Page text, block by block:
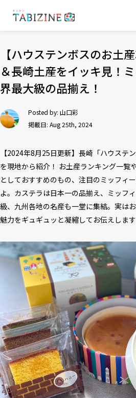
【ハウステンボスのお土
＆長崎土産をイッキ見！
界最大級の品揃え！
Posted by: 山口彩
掲載日: Aug 25th, 2024
【2024年8月25日更新】長崎「ハウステ
を現地から紹介！ お土産ランキング一覧
としておすすめのもの、注目のミッフィ
よ。カステラは日本一の品揃え、ミッフ
級、九州各地の名産も一堂に集結。実は
魅力をギュギュッと凝縮してお伝えします